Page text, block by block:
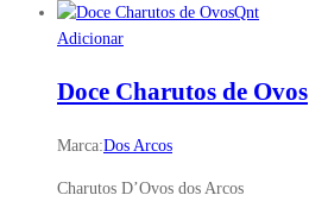
Qnt
Adicionar
Doce Charutos de Ovos
Marca:Dos Arcos
Charutos D’Ovos dos Arcos